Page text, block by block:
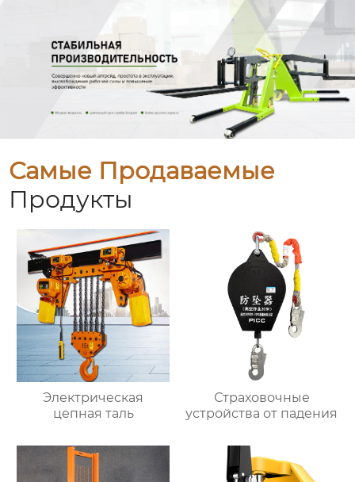
Самые Продаваемые
Продукты
Электрическая
цепная таль
Страховочные
устройства от падения